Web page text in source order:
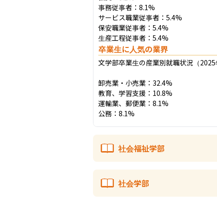
事務従事者：8.1%
サービス職業従事者：5.4%
保安職業従事者：5.4%
生産工程従事者：5.4%
卒業生に人気の業界
文学部卒業生の産業別就職状況（2025
卸売業・小売業：32.4%
教育、学習支援：10.8%
運輸業、郵便業：8.1%
公務：8.1%
社会福祉学部
社会学部